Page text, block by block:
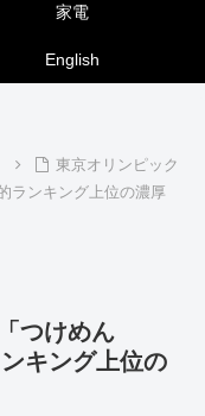
家電
English
東京オリンピック
ランキング上位の濃厚
つけめん
キング上位の